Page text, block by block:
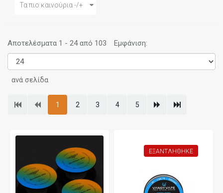
Τα πιο καινούρια -/+
Αποτελέσματα 1 - 24 από 103 Εμφάνιση:
ανά σελίδα
1 2 3 4 5
ΕΞΑΝΤΛΉΘΗΚΕ